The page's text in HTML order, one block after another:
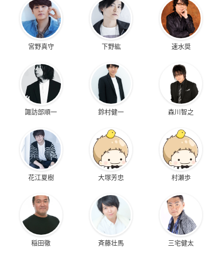
宮野真守 下野紘 速水奨
諏訪部順一 鈴村健一 森川智之
花江夏樹 大塚芳忠 村瀬歩
稲田徹 斉藤壮馬 三宅健太